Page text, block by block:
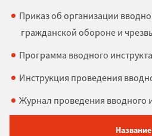
Приказ об организации
гражданской обороне и
Программа вводного
Инструкция проведения
Журнал проведения вводного
Название